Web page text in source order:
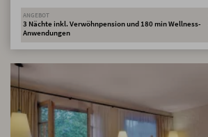
ANGEBOT
3 Nächte inkl. Verwöhnpension und 180 min Wellness-
Anwendungen